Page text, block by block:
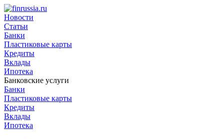
Новости
Статьи
Банки
Пластиковые карты
Кредиты
Вклады
Ипотека
Банковские услуги
Банки
Пластиковые карты
Кредиты
Вклады
Ипотека